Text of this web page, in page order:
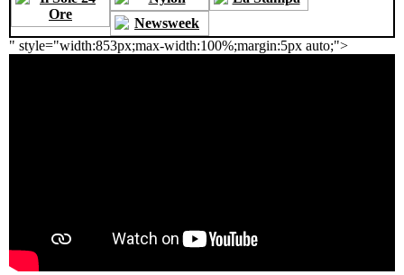
" style="width:853px;max-width:100%;margin:5px auto;">